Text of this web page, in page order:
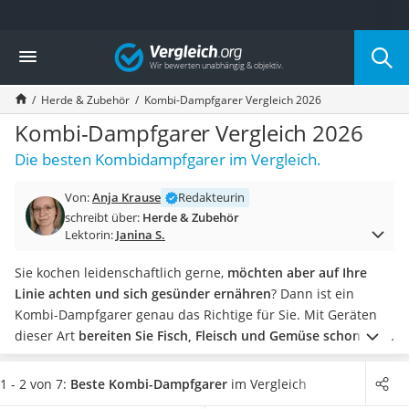
Die beliebtesten Vergleiche nach Kategorie
Haushalt
Wassersprudler
Zentralstaubsauger
Brotbackautomat
Wischroboter
Wäschespinne
Spülmaschinentabs
Akku-Staubsauger
AEG-Waschmaschine
Saug-Wisch-Roboter
Handstaubsauger
Milchaufschäumer
Kondenstrockner
Reiskocher
Vergleich
Herde & Zubehör Kombi-Dampfgarer Vergleich 2026
Kombi-Dampfgarer Vergleich 2026
Die besten Kombidampfgarer im Vergleich.
Von:Anja Krause
Redakteurin
schreibt über: Herde & Zubehör
Lektorin: Janina S.
Sie kochen leidenschaftlich gerne, möchten aber auf Ihre
Linie achten und sich gesünder ernähren? Dann ist ein
Kombi-Dampfgarer genau das Richtige für Sie. Mit Geräten
dieser Art bereiten Sie Fisch, Fleisch und Gemüse schonend
und ohne zusätzliches Fett zu. Darüber hinaus überzeugen
die Produkte durch weitere einstellbare Zubereitungsarten.
1 - 2 von 7: Beste Kombi-Dampfgarer im Vergleich